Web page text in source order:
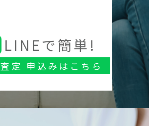
LINEで簡単!
定 申込みはこちら